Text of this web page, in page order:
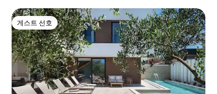
게스트 선호
게스트 선호